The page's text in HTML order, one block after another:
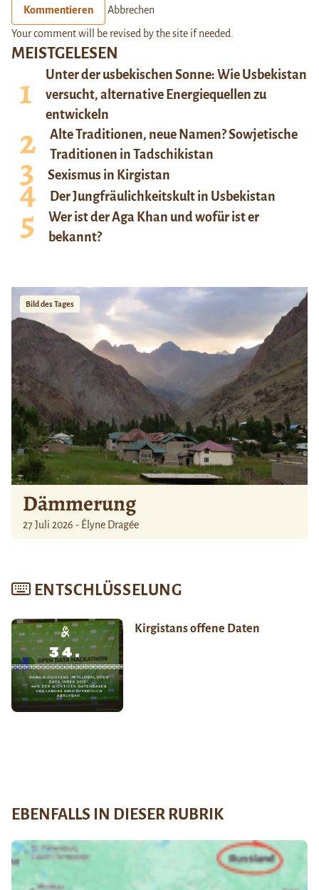
MEISTGELESEN
Unter der usbekischen Sonne: Wie Usbekistan
versucht, alternative Energiequellen zu
entwickeln
Alte Traditionen, neue Namen? Sowjetische
Traditionen in Tadschikistan
Sexismus in Kirgistan
Der Jungfräulichkeitskult in Usbekistan
Wer ist der Aga Khan und wofür ist er
bekannt?
Bild des Tages
Dämmerung
27 Juli 2026 - Élyne Dragée
ENTSCHLÜSSELUNG
Kirgistans offene Daten
Kommentieren Abbrechen
Your comment will be revised by the site if needed.
EBENFALLS IN DIESER RUBRIK